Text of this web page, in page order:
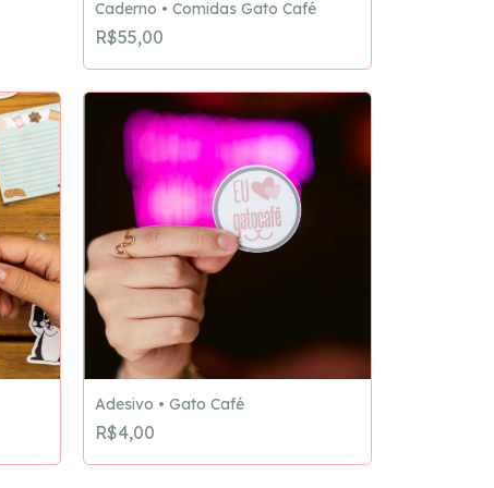
Caderno • Comidas Gato Café
R$55,00
Adesivo • Gato Café
R$4,00